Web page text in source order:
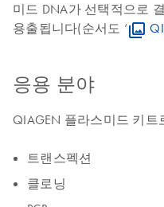
미드 DNA가 선택적으로
용출됩니다(순서도 ‘
응용 분야
QIAGEN 플라스미드 키
트랜스펙션
클로닝